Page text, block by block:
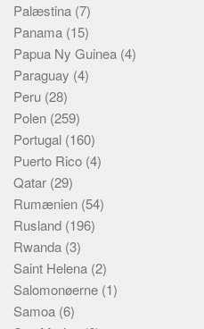
Palæstina (7)
Panama (15)
Papua Ny Guinea (4)
Paraguay (4)
Peru (28)
Polen (259)
Portugal (160)
Puerto Rico (4)
Qatar (29)
Rumænien (54)
Rusland (196)
Rwanda (3)
Saint Helena (2)
Salomonøerne (1)
Samoa (6)